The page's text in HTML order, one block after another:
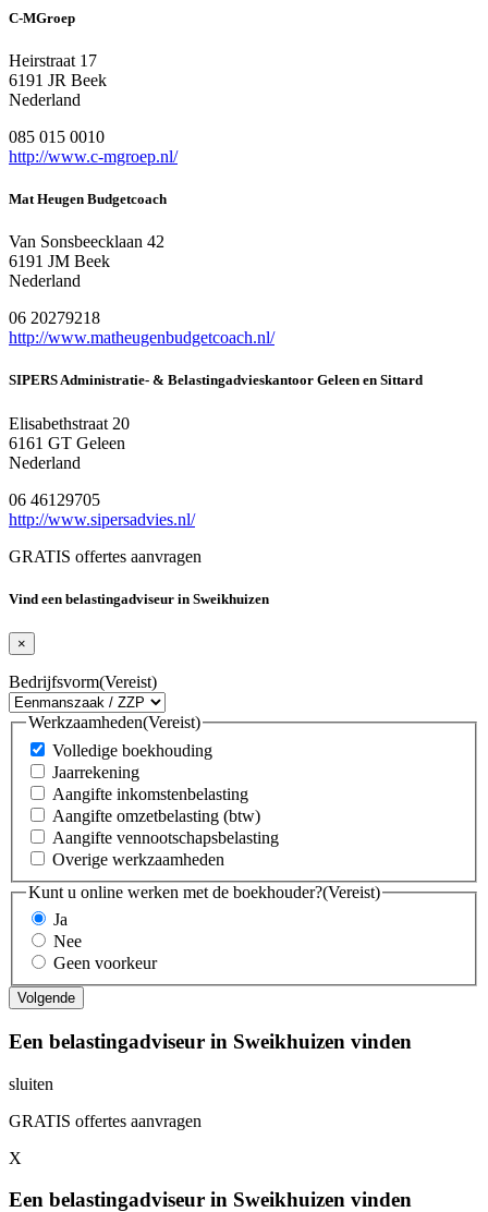
C-MGroep
Heirstraat 17
6191 JR Beek
Nederland
085 015 0010
http://www.c-mgroep.nl/
Mat Heugen Budgetcoach
Van Sonsbeecklaan 42
6191 JM Beek
Nederland
06 20279218
http://www.matheugenbudgetcoach.nl/
SIPERS Administratie- & Belastingadvieskantoor Geleen en Sittard
Elisabethstraat 20
6161 GT Geleen
Nederland
06 46129705
http://www.sipersadvies.nl/
GRATIS offertes aanvragen
Vind een belastingadviseur in Sweikhuizen
×
Bedrijfsvorm(Vereist)
Werkzaamheden(Vereist)
Volledige boekhouding
Jaarrekening
Aangifte inkomstenbelasting
Aangifte omzetbelasting (btw)
Aangifte vennootschapsbelasting
Overige werkzaamheden
Kunt u online werken met de boekhouder?(Vereist)
Ja
Nee
Geen voorkeur
Een belastingadviseur in Sweikhuizen vinden
sluiten
GRATIS offertes aanvragen
X
Een belastingadviseur in Sweikhuizen vinden